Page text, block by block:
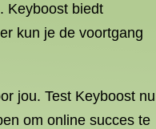
Keyboost biedt
kun je de voortgang
jou. Test Keyboost nu
om online succes te